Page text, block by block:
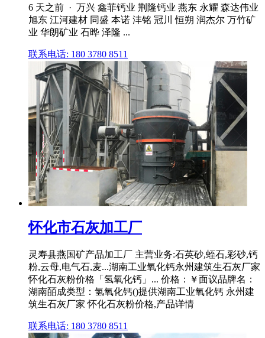
6 天之前 · 万兴 鑫菲钙业 荆隆钙业 燕东 永耀 森达伟业
旭东 江河建材 同盛 本诺 沣铭 冠川 恒朔 润杰尔 万竹矿
业 华朗矿业 石晔 泽隆 ...
联系电话: 180 3780 8511
怀化市石灰加工厂
灵寿县燕国矿产品加工厂 主营业务:石英砂,蛭石,彩砂,钙
粉,云母,电气石,麦...湖南工业氧化钙永州建筑生石灰厂家
怀化石灰粉价格「氢氧化钙」... 价格：￥面议品牌名：
湖南皕成类型：氢氧化钙()提供湖南工业氧化钙 永州建
筑生石灰厂家 怀化石灰粉价格,产品详情
联系电话: 180 3780 8511